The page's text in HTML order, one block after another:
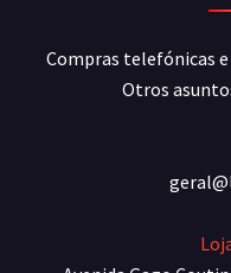
Compras telefónicas
Otros